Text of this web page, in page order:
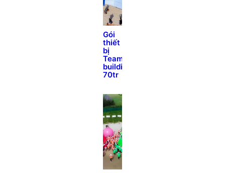
Gói
thiết
bị
Team
building
70tr